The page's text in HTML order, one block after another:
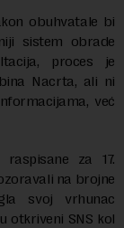
obuhvatale bi
sistem obrade
proces je
Nacrta, ali ni
već
za 17.
na brojne
svoj vrhunac
otkriveni SNS kol